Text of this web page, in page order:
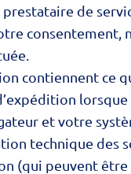
de
contiennent ce
et votre
technique des
(qui peuvent être